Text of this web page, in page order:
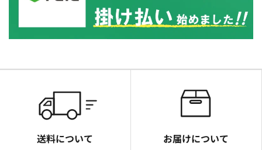
送料について お届けについて